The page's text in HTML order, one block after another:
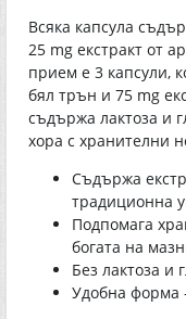
Всяка капсула
25 mg екстракт от
прием е 3 капсули,
бял трън и 75 mg
съдържа лактоза и
хора с хранителни
Съдържа
традиционна
Подпомага
богата на
Без лактоза и
Удобна форма